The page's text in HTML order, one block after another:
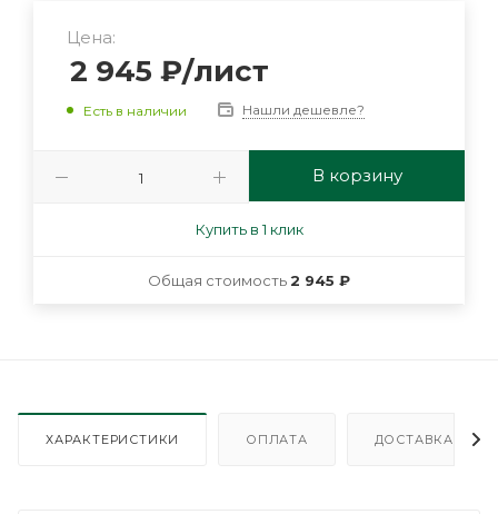
Цена:
2 945 ₽/лист
Есть в наличии Нашли дешевле?
В корзину
Купить в 1 клик
Общая стоимость2 945 ₽
ХАРАКТЕРИСТИКИ ОПЛАТА ДОСТАВКА